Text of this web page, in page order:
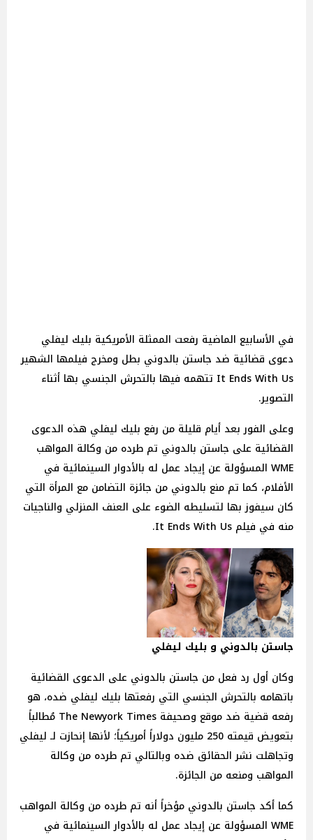
في الأسابيع الماضية رفعت الممثلة الأمريكية بليك ليفلي
دعوى قضائية ضد جاستن بالدوني بطل ومخرج فيلمها الشهير
It Ends With Us تتهمه فيها بالتحرش الجنسي بها أثناء
التصوير.
وعلى الفور بعد أيام قليلة من رفع بليك ليفلي هذه الدعوى
القضائية على جاستن بالدوني تم طرده من وكالة المواهب
WME المسؤولة عن إيجاد عمل له بالأدوار السينمائية في
الأفلام، كما تم منع بالدوني من جائزة التضامن مع المرأة التي
كان سيفوز بها لتسليطه الضوء على العنف المنزلي والناجيات
منه في فيلم It Ends With Us.
جاستن بالدوني و بليك ليفلي
وكان أول رد فعل من جاستن بالدوني على الدعوى القضائية
باتهامه بالتحرش الجنسي التي رفعتها بليك ليفلي ضده، هو
رفعه قضية ضد موقع وصحيفة The Newyork Times مُطالباً
بتعويض قيمته 250 مليون دولاراً أمريكياً؛ لأنها إنحازت لـ ليفلي
وتجاهلت نشر الحقائق ضده وبالتالي تم طرده من وكالة
المواهب ومنعه من الجائزة.
كما أكد جاستن بالدوني مؤخراً أنه تم طرده من وكالة المواهب
WME المسؤولة عن إيجاد عمل له بالأدوار السينمائية في